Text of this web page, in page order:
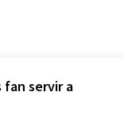
servir a